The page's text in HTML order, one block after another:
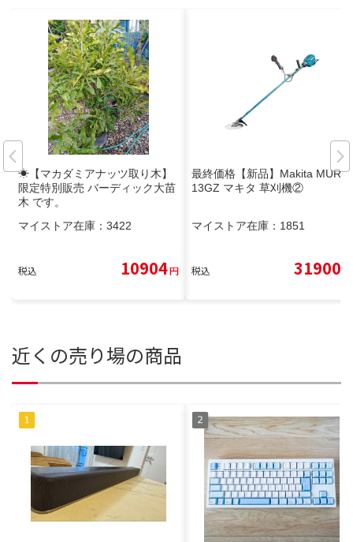
☀【マカダミアナッツ取り木】
限定特別販売 バーディック大苗
木 です。
マイストア在庫： 3422
税込 10904円
最終価格【新品】Makita MUR0
13GZ マキタ 草刈機②
マイストア在庫： 1851
税込 31900
近くの売り場の商品